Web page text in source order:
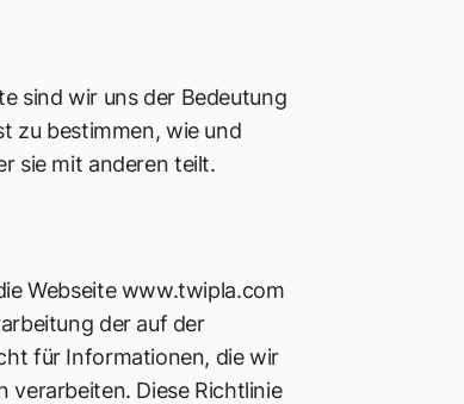
sind wir uns der Bedeutung
zu bestimmen, wie und
sie mit anderen teilt.
Webseite www.twipla.com
der auf der
für Informationen, die wir
verarbeiten. Diese Richtlinie